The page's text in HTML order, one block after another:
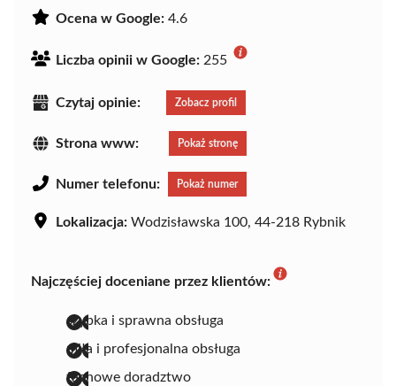
Ocena w Google: 4.6
Liczba opinii w Google: 255
Czytaj opinie: Zobacz profil
Strona www: Pokaż stronę
Numer telefonu: Pokaż numer
Lokalizacja: Wodzisławska 100, 44-218 Rybnik
Najczęściej doceniane przez klientów:
szybka i sprawna obsługa
miła i profesjonalna obsługa
fachowe doradztwo